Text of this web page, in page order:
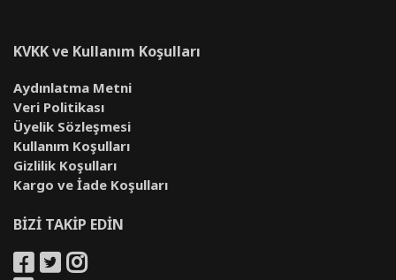
KVKK ve Kullanım Koşulları
Aydınlatma Metni
Veri Politikası
Üyelik Sözleşmesi
Kullanım Koşulları
Gizlilik Koşulları
Kargo ve İade Koşulları
BİZİ TAKİP EDİN